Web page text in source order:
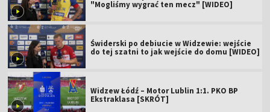
"Mogliśmy wygrać ten mecz" [WIDEO]
Świderski po debiucie w Widzewie: wejście
do tej szatni to jak wejście do domu [WIDEO]
Widzew Łódź – Motor Lublin 1:1. PKO BP
Ekstraklasa [SKRÓT]